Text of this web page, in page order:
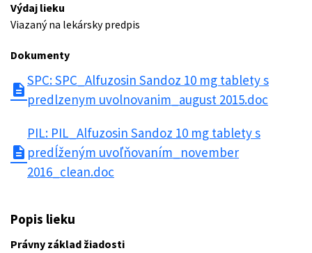
Výdaj lieku
Viazaný na lekársky predpis
Dokumenty
description
SPC: SPC_Alfuzosin Sandoz 10 mg tablety s
predlzenym uvolnovanim_august 2015.doc
description
PIL: PIL_Alfuzosin Sandoz 10 mg tablety s
predĺženým uvoľňovaním_november
2016_clean.doc
Popis lieku
Právny základ žiadosti